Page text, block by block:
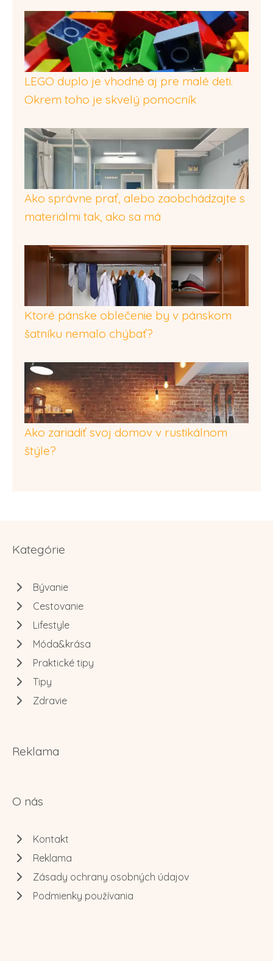
LEGO duplo je vhodné aj pre malé deti.
Okrem toho je skvelý pomocník
Ako správne prať, alebo zaobchádzajte s
materiálmi tak, ako sa má
Ktoré pánske oblečenie by v pánskom
šatníku nemalo chýbať?
Ako zariadiť svoj domov v rustikálnom
štýle?
Kategórie
Bývanie
Cestovanie
Lifestyle
Móda&krása
Praktické tipy
Tipy
Zdravie
Reklama
O nás
Kontakt
Reklama
Zásady ochrany osobných údajov
Podmienky používania